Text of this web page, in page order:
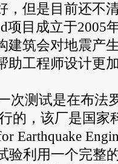
，但是目前还不
项目成立于2005
建筑会对地震产
助工程师设计更
次测试是在布法
的，该厂是国
Earthquake
验利用一个完整